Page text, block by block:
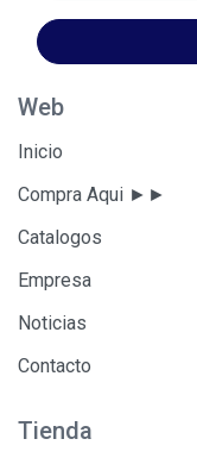
Web
Inicio
Compra Aqui ►►
Catalogos
Empresa
Noticias
Contacto
Tienda